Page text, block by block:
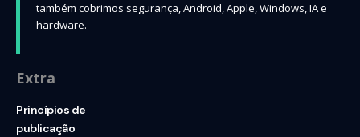
também cobrimos segurança, Android, Apple, Windows, IA e
hardware.
Extra
Princípios de
publicação